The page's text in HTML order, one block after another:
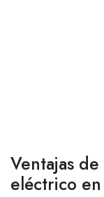
Ventajas
eléctrico en